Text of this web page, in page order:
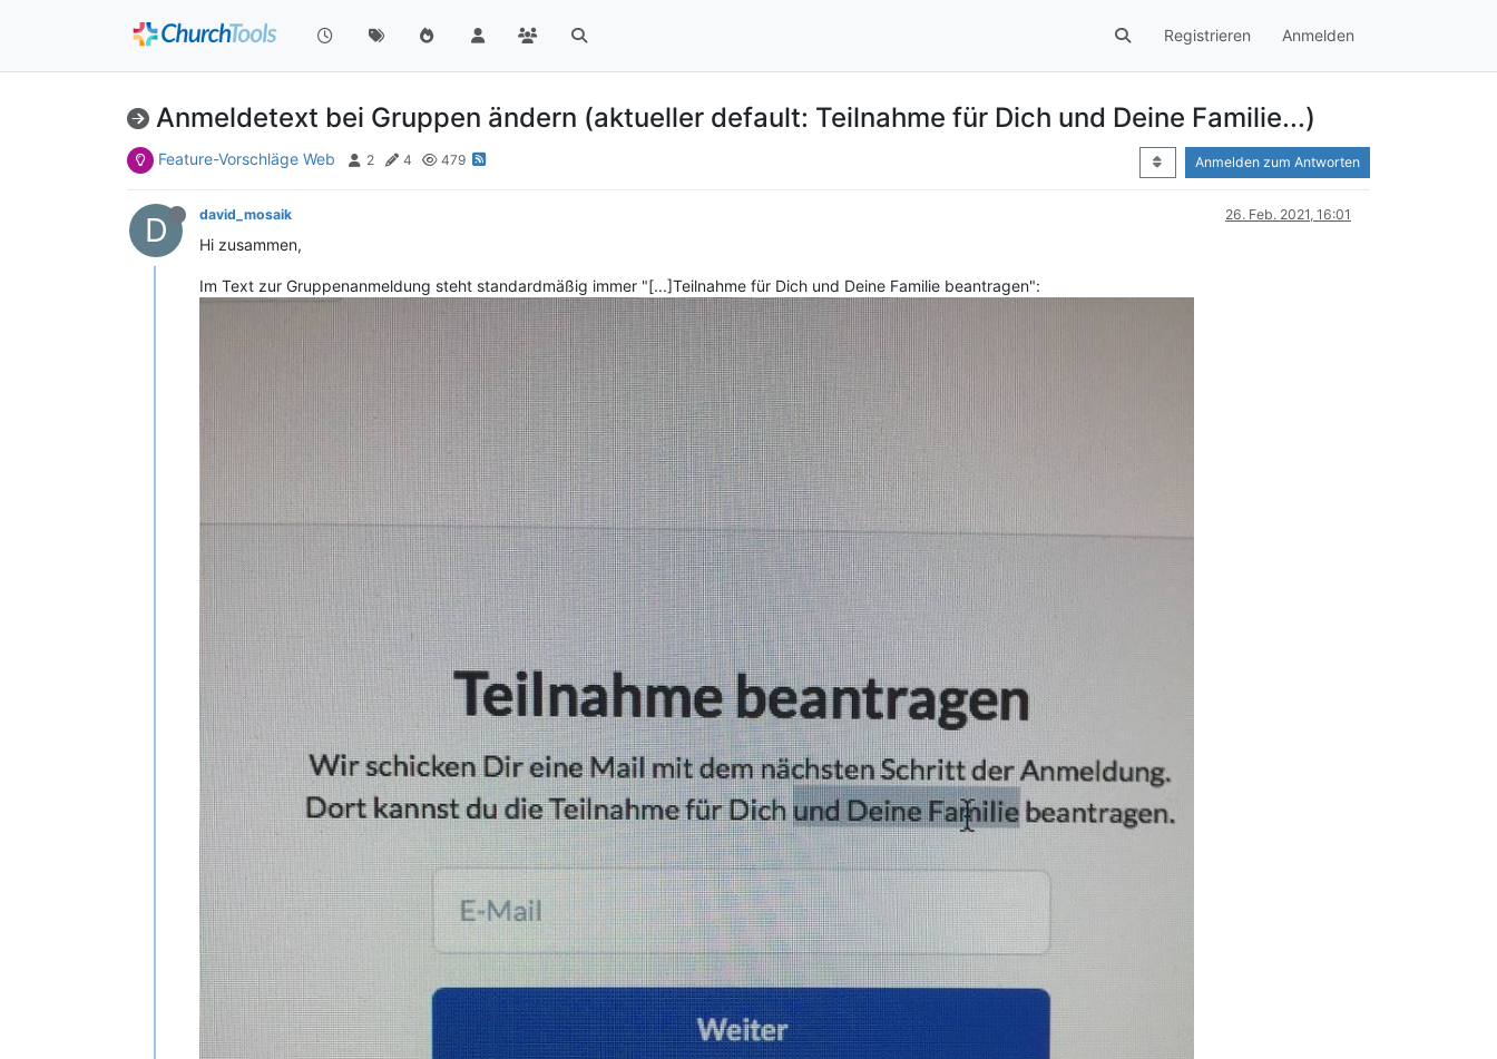
Registrieren Anmelden
Anmeldetext bei Gruppen ändern (aktueller default: Teilnahme für Dich und Deine Familie...)
Feature-Vorschläge Web 2 4 479 Anmelden zum Antworten
D david_mosaik 26. Feb. 2021, 16:01
Hi zusammen,
Im Text zur Gruppenanmeldung steht standardmäßig immer "[...]Teilnahme für Dich und Deine Familie beantragen":